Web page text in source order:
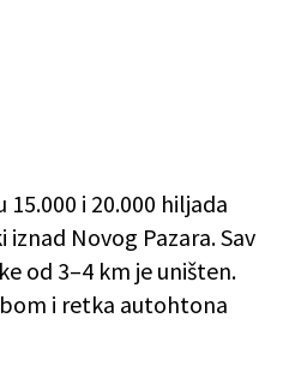
i 20.000 hiljada
iznad Novog Pazara. Sav
od 3–4 km je uništen.
i retka autohtona